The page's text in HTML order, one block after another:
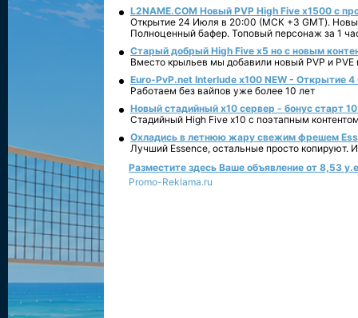
L2NAME.COM Новый PVP High Five x1500 с
Открытие 24 Июля в 20:00 (МСК +3 GMT).
Полноценный бафер. Топовый персонаж за 1
Старый добрый High Five x5 но с новым
Вместо крыльев мы добавили новый PVP и PVE
Euro-PvP.net Interlude х100 NEW - Открытие 4
Работаем без вайпов уже более 10 лет
Новый стадийный х10 сервер - бонус старт
Стадийный High Five x10 с поэтапным
Охладись в летнюю жару свежим фрешем
Лучший Essence, остальные просто копируют.
Разместите здесь Ваше объявление от 8,53
Promo-Reklama.ru